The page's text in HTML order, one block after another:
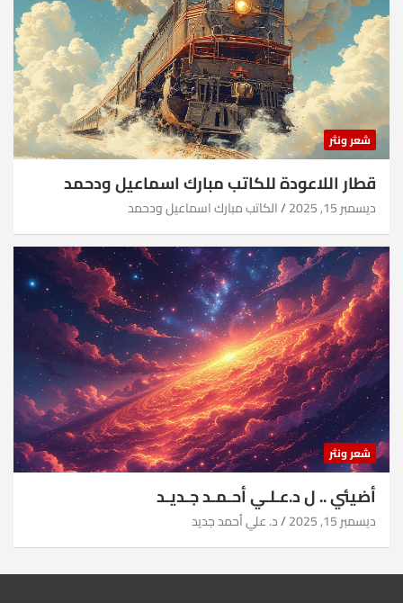
شعر ونثر
قطار اللاعودة للكاتب مبارك اسماعيل ودحمد
ديسمبر 15, 2025 الكاتب مبارك اسماعيل ودحمد
شعر ونثر
أضيئي .. ل د.عـلـي أحـمـد جـديـد
ديسمبر 15, 2025 د. علي أحمد جديد